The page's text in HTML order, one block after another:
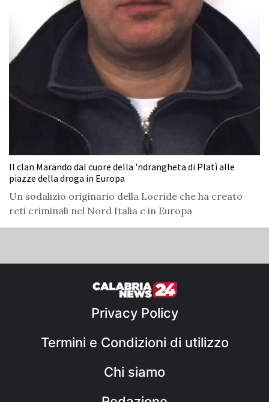
Il clan Marando dal cuore della 'ndrangheta di Platì alle
piazze della droga in Europa
Un sodalizio originario della Locride che ha creato
reti criminali nel Nord Italia e in Europa
Privacy Policy
Termini e Condizioni di utilizzo
Chi siamo